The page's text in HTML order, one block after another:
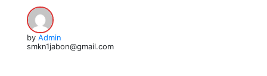
by Admin
smkn1jabon@gmail.com